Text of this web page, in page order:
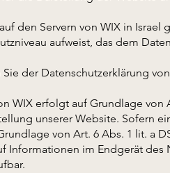
den Servern von WIX in
aufweist, das dem
der Datenschutzerklärung
WIX erfolgt auf Grundlage
unserer Website. Sofern
von Art. 6 Abs. 1 lit. a
Informationen im Endgerät des